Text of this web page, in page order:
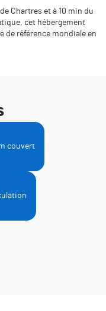
Chartres et à 10 min du
cet hébergement
de référence mondiale en
couvert